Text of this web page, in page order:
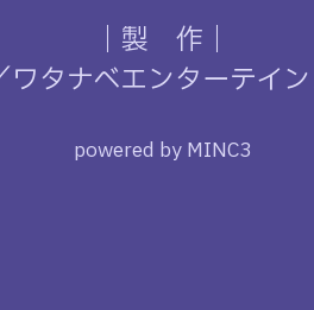
｜製 作｜
ワタナベエンターテイ
powered by MINC3